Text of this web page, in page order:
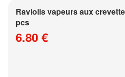
Raviolis vapeurs aux
pcs
6.80 €